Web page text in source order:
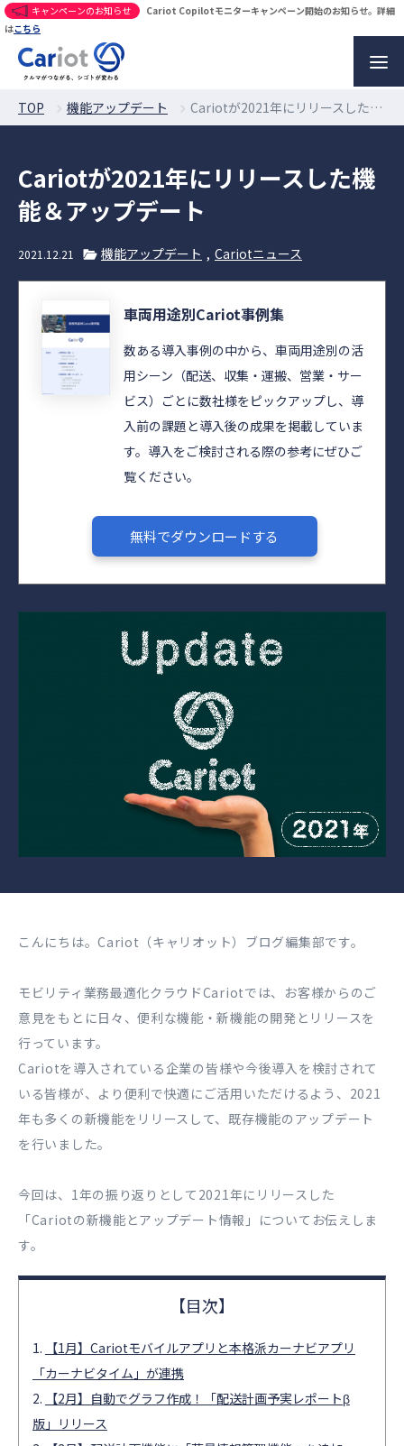
キャンペーンのお知らせ
Cariot Copilotモニターキャンペーン開始のお知らせ。詳細
はこちら
TOP 機能アップデート Cariotが2021年にリリースした機能＆アップデート
Cariotが2021年にリリースした機
能＆アップデート
2021.12.21 機能アップデート Cariotニュース
車両用途別Cariot事例集
数ある導入事例の中から、車両用途別の活
用シーン（配送、収集・運搬、営業・サー
ビス）ごとに数社様をピックアップし、導
入前の課題と導入後の成果を掲載していま
す。導入をご検討される際の参考にぜひご
覧ください。​​
無料でダウンロードする
こんにちは。Cariot（キャリオット）ブログ編集部です。
モビリティ業務最適化クラウドCariotでは、お客様からのご
意見をもとに日々、便利な機能・新機能の開発とリリースを
行っています。
Cariotを導入されている企業の皆様や今後導入を検討されて
いる皆様が、より便利で快適にご活用いただけるよう、2021
年も多くの新機能をリリースして、既存機能のアップデート
を行いました。
今回は、1年の振り返りとして2021年にリリースした
「Cariotの新機能とアップデート情報」についてお伝えしま
す。
【1月】Cariotモバイルアプリと本格派カーナビアプリ
「カーナビタイム」が連携
【2月】自動でグラフ作成！「配送計画予実レポートβ
版」リリース